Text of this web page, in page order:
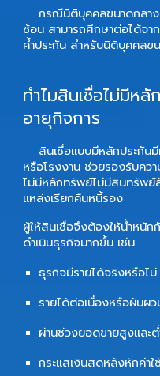
กรณีนิติบุคคลขนาดกลา
ซ้อน สามารถศึกษาต่อได้จ
ค้ำประกัน สำหรับนิติบุคคลข
ทำไมสินเชื่อไม่มีห
อายุกิจการ
สินเชื่อแบบมีหลักประกัน
หรือโรงงาน ช่วยรองรับคว
ไม่มีหลักทรัพย์ไม่มีสินทรัพย์
แหล่งเรียกคืนหนี้รอง
ผู้ให้สินเชื่อจึงต้องให้น้ำหนัก
ดำเนินธุรกิจมากขึ้น เช่น
ธุรกิจมีรายได้จริงหรือไม่
รายได้ต่อเนื่องหรือผันผ
ผ่านช่วงยอดขายสูงและ
กระแสเงินสดหลังหักค่าใ